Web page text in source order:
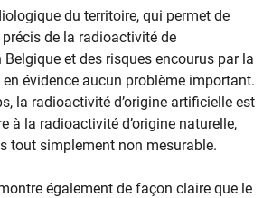
du territoire, qui permet de
de la radioactivité de
Belgique et des risques encourus par la
évidence aucun problème important.
la radioactivité d’origine artificielle est
à la radioactivité d’origine naturelle,
tout simplement non mesurable.
également de façon claire que le